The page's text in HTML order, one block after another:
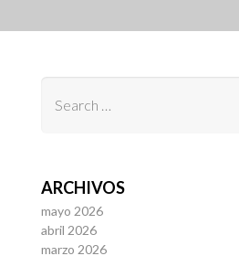
ARCHIVOS
mayo 2026
abril 2026
marzo 2026